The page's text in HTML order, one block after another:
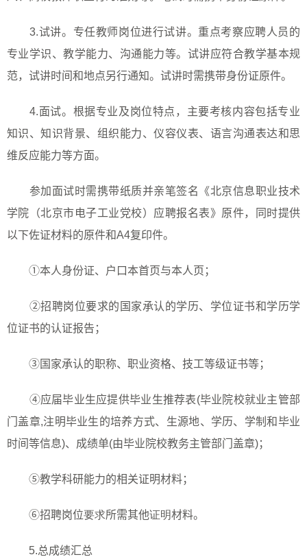
3.试讲。专任教师岗位进行试讲。重点考察应聘人员的
专业学识、教学能力、沟通能力等。试讲应符合教学基本规
范，试讲时间和地点另行通知。试讲时需携带身份证原件。
4.面试。根据专业及岗位特点，主要考核内容包括专业
知识、知识背景、组织能力、仪容仪表、语言沟通表达和思
维反应能力等方面。
参加面试时需携带纸质并亲笔签名《北京信息职业技术
学院（北京市电子工业党校）应聘报名表》原件，同时提供
以下佐证材料的原件和A4复印件。
①本人身份证、户口本首页与本人页；
②招聘岗位要求的国家承认的学历、学位证书和学历学
位证书的认证报告；
③国家承认的职称、职业资格、技工等级证书等；
④应届毕业生应提供毕业生推荐表(毕业院校就业主管部
门盖章,注明毕业生的培养方式、生源地、学历、学制和毕业
时间等信息)、成绩单(由毕业院校教务主管部门盖章)；
⑤教学科研能力的相关证明材料；
⑥招聘岗位要求所需其他证明材料。
5.总成绩汇总